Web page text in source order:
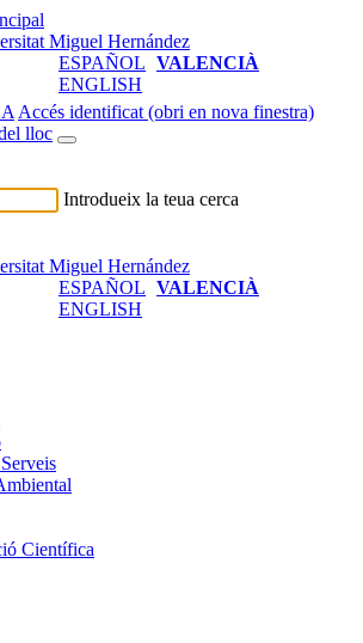
ESPAÑOL VALENCIÀ
ENGLISH
Accés identificat (obri en nova finestra)
lloc
Introdueix la teua cerca
ESPAÑOL VALENCIÀ
ENGLISH
Científica